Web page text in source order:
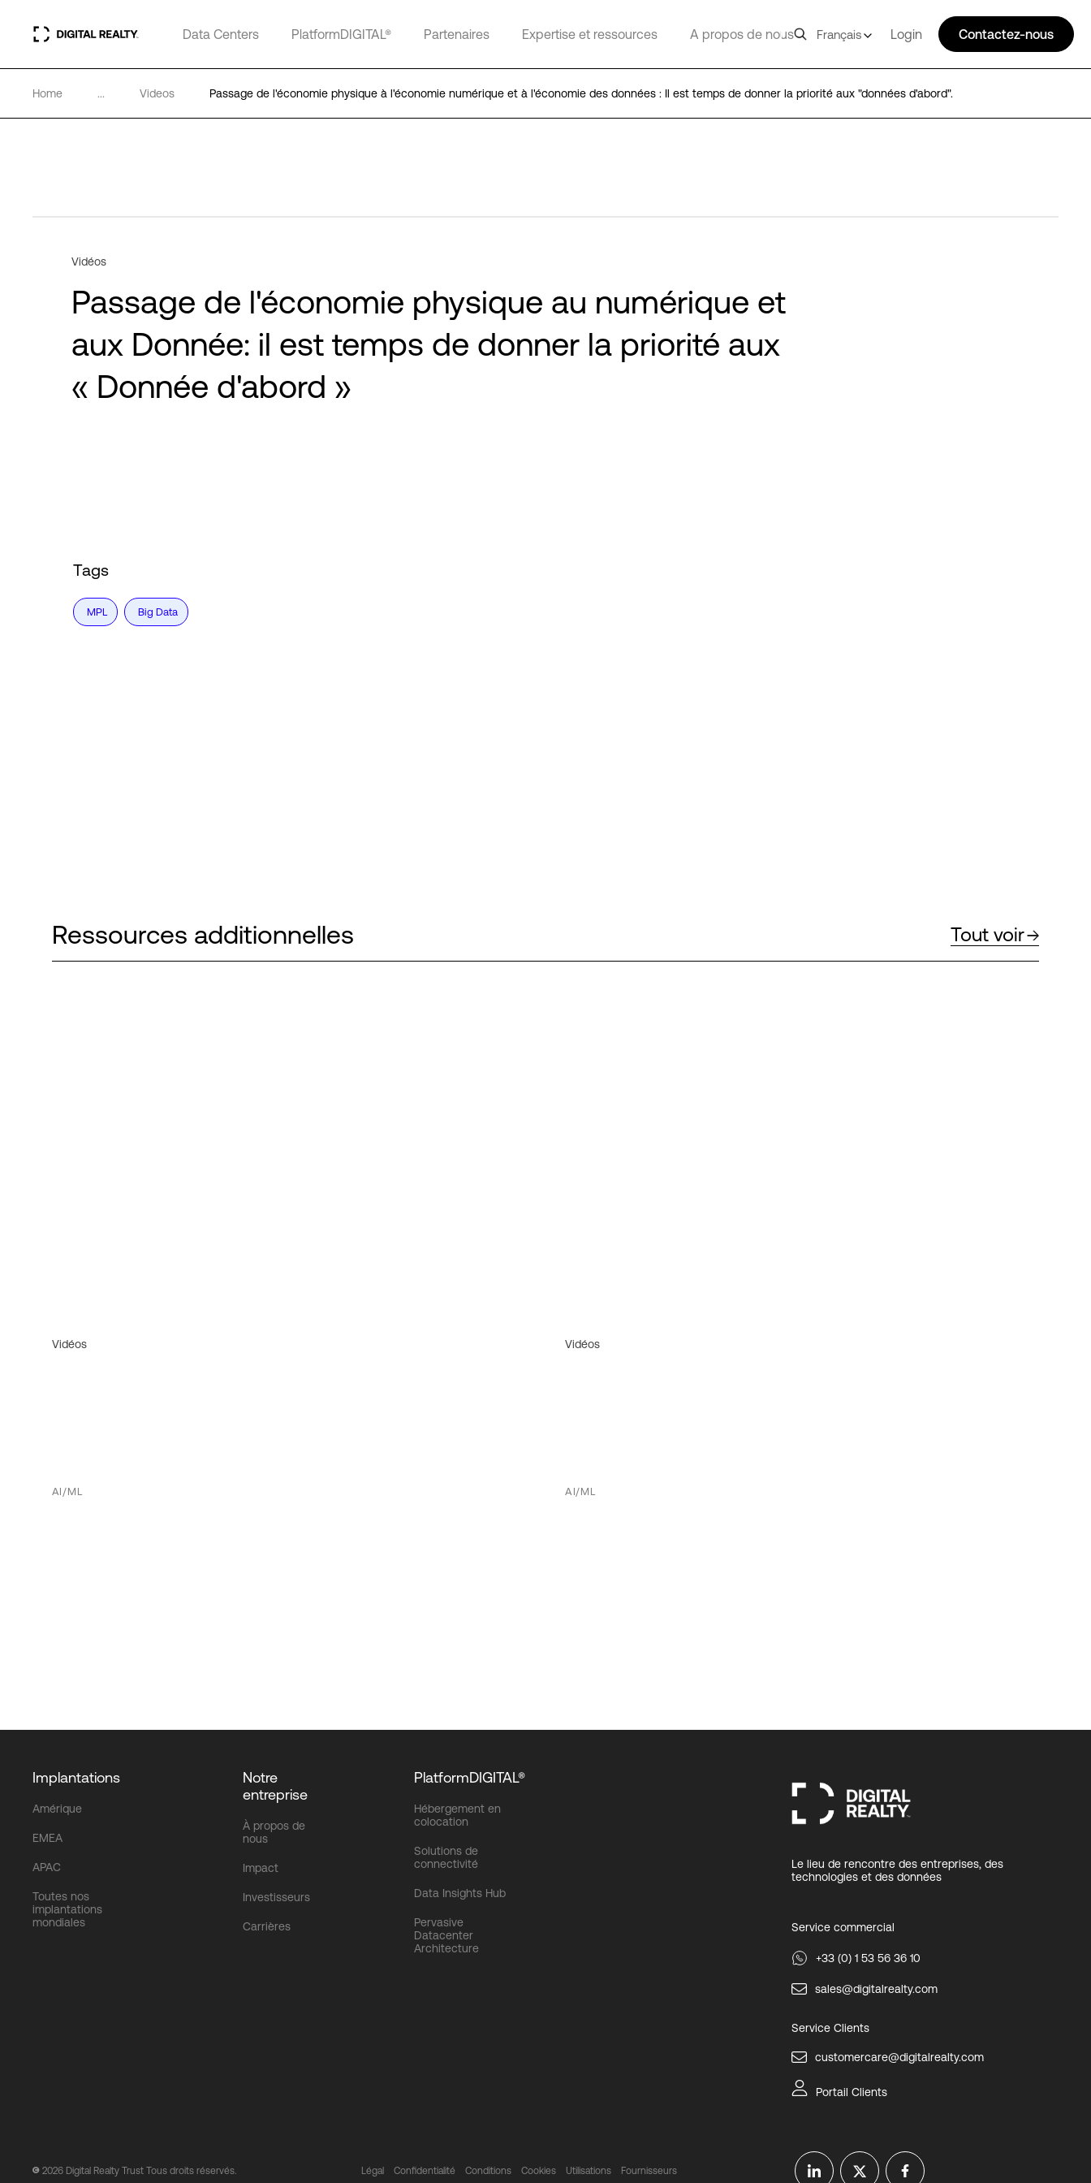
Data Centers PlatformDIGITAL® Partenaires Expertise et ressources A propos de nous Français Login Contactez-nous
Home ... Videos Passage de l'économie physique à l'économie numérique et à l'économie des données : Il est temps de donner la priorité aux "données d'abord".
Vidéos
Passage de l'économie physique au numérique et
aux Donnée: il est temps de donner la priorité aux
« Donnée d'abord »
Tags
MPL Big Data
Ressources additionnelles Tout voir
Vidéos
AI/ML
Vidéos
AI/ML
Implantations
Amérique
EMEA
APAC
Toutes nos
implantations
mondiales
Notre
entreprise
À propos de
nous
Impact
Investisseurs
Carrières
PlatformDIGITAL®
Hébergement en
colocation
Solutions de
connectivité
Data Insights Hub
Pervasive
Datacenter
Architecture
Le lieu de rencontre des entreprises, des
technologies et des données
Service commercial
+33 (0) 1 53 56 36 10
sales@digitalrealty.com
Service Clients
customercare@digitalrealty.com
Portail Clients
2026 Digital Realty Trust Tous droits réservés. Légal Confidentialité Conditions Cookies Utilisations Fournisseurs